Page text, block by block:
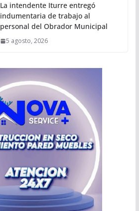
La intendente Iturre entregó
indumentaria de trabajo al
personal del Obrador Municipal
5 agosto, 2026